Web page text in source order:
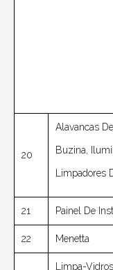
20
Alavancas
Buzina,
Limpadores
21 Painel De
22 Menetta
Limpa-